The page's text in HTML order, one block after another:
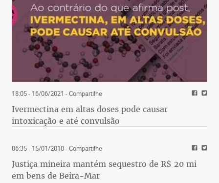
18:05 - 16/06/2021 - Compartilhe
Ivermectina em altas doses pode causar
intoxicação e até convulsão
06:35 - 15/01/2010- Compartilhe
Justiça mineira mantém sequestro de R$ 20 mi
em bens de Beira-Mar